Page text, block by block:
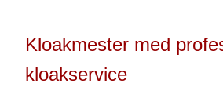
​Kloakmester med
kloakservice